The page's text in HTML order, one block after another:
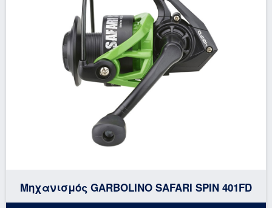
Μηχανισμός GARBOLINO SAFARI SPIN 401FD